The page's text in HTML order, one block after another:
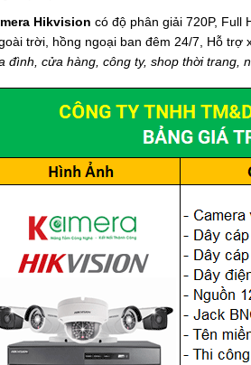
Hikvision có độ phân giải 720P, Full
trời, hồng ngoại ban đêm 24/7, Hỗ
đình, cửa hàng, công ty, shop thời trang,